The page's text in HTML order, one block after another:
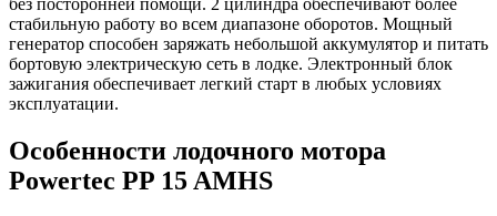
стабильную работу во всем диапазоне оборотов. Мощный
генератор способен заряжать небольшой аккумулятор и питать
бортовую электрическую сеть в лодке. Электронный блок
зажигания обеспечивает легкий старт в любых условиях
эксплуатации.
Особенности лодочного мотора
Powertec PP 15 AMHS